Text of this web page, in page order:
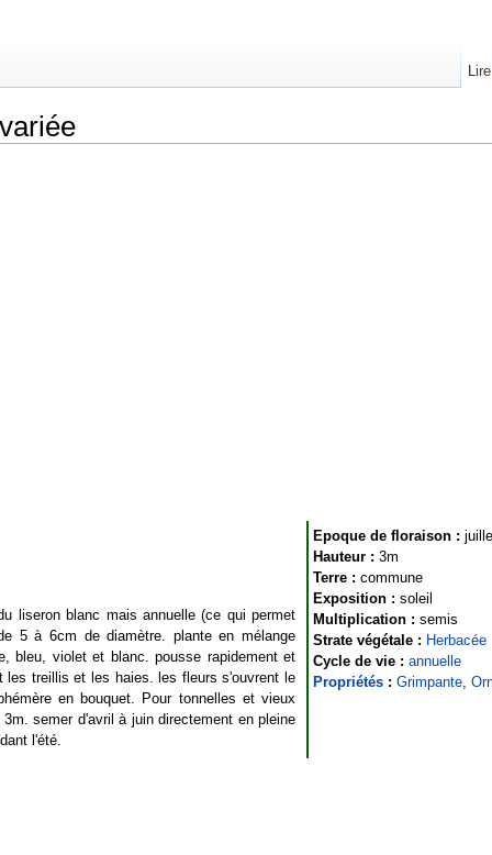
liseron blanc mais annuelle (ce qui permet
5 à 6cm de diamètre. plante en mélange
bleu, violet et blanc. pousse rapidement et
les treillis et les haies. les fleurs s'ouvrent le
en bouquet. Pour tonnelles et vieux
semer d'avril à juin directement en pleine
l'été.
Epoque de floraison :
Hauteur : 3m
Terre : commune
Exposition : soleil
Multiplication : semis
Strate végétale : Herbacée
Cycle de vie : annuelle
Propriétés : Grimpante
Lire